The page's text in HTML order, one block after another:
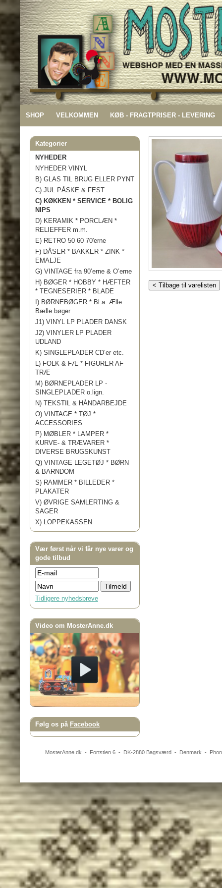
SHOP VELKOMMEN KØB - FRAGTPRISER - LEVERING
Kategorier
NYHEDER
NYHEDER VINYL
B) GLAS TIL BRUG ELLER PYNT
C) JUL PÅSKE & FEST
C) KØKKEN * SERVICE * BOLIG
NIPS
D) KERAMIK * PORCLÆN *
RELIEFFER m.m.
E) RETRO 50 60 70'erne
F) DÅSER * BAKKER * ZINK *
EMALJE
G) VINTAGE fra 90’erne & O’erne
H) BØGER * HOBBY * HÆFTER
* TEGNESERIER * BLADE
I) BØRNEBØGER * Bl.a. Ælle
Bælle bøger
J1) VINYL LP PLADER DANSK
J2) VINYLER LP PLADER
UDLAND
K) SINGLEPLADER CD’er etc.
L) FOLK & FÆ * FIGURER AF
TRÆ
M) BØRNEPLADER LP -
SINGLEPLADER o.lign.
N) TEKSTIL & HÅNDARBEJDE
O) VINTAGE * TØJ *
ACCESSORIES
P) MØBLER * LAMPER *
KURVE- & TRÆVARER *
DIVERSE BRUGSKUNST
Q) VINTAGE LEGETØJ * BØRN
& BARNDOM
S) RAMMER * BILLEDER *
PLAKATER
V) ØVRIGE SAMLERTING &
SAGER
X) LOPPEKASSEN
Vær først når vi får nye varer og
gode tilbud
Tidligere nyhedsbreve
Video om MosterAnne.dk
Følg os på Facebook
< Tilbage til varelisten
MosterAnne.dk - Fortstien 6- DK-2880 Bagsværd- Denmark -